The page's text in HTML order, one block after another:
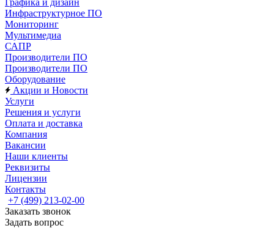
Графика и дизайн
Инфраструктурное ПО
Мониторинг
Мультимедиа
САПР
Производители ПО
Производители ПО
Оборудование
Акции и Новости
Услуги
Решения и услуги
Оплата и доставка
Компания
Вакансии
Наши клиенты
Реквизиты
Лицензии
Контакты
+7 (499) 213-02-00
Заказать звонок
Задать вопрос